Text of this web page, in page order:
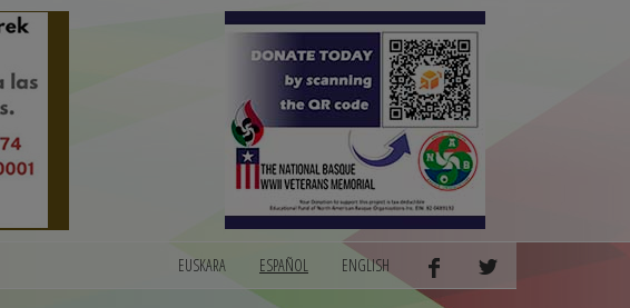
EUSKARA ESPAÑOL ENGLISH